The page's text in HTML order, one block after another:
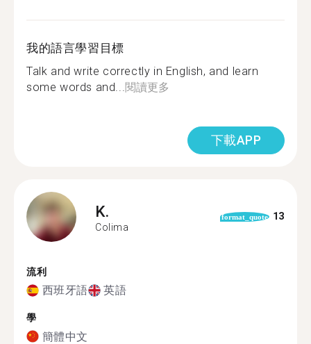
我的語言學習目標
Talk and write correctly in English, and learn
some words and... 閱讀更多
下載APP
K.
Colima
format_quote 13
流利
西班牙語 英語
學
簡體中文